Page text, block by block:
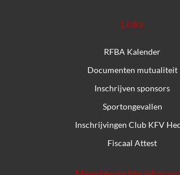
Links
RFBA Kalender
Documenten mutualiteit
Inschrijven sponsors
Sportongevallen
Inschrijvingen Club KFV
Fiscaal Attest